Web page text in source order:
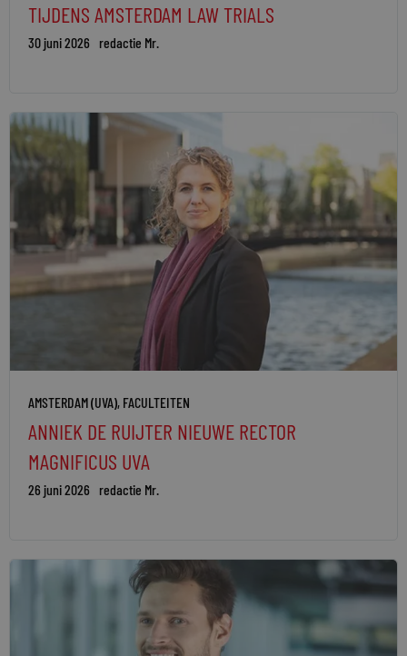
TIJDENS AMSTERDAM LAW TRIALS
30 juni 2026 redactie Mr.
AMSTERDAM (UVA), FACULTEITEN
ANNIEK DE RUIJTER NIEUWE RECTOR
MAGNIFICUS UVA
26 juni 2026 redactie Mr.